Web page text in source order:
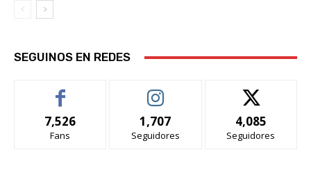
SEGUINOS EN REDES
7,526
Fans
1,707
Seguidores
4,085
Seguidores